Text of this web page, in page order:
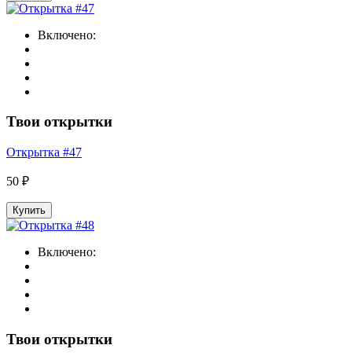
Включено:
Твои открытки
Открытка #47
50 ₽
Купить
Включено:
Твои открытки